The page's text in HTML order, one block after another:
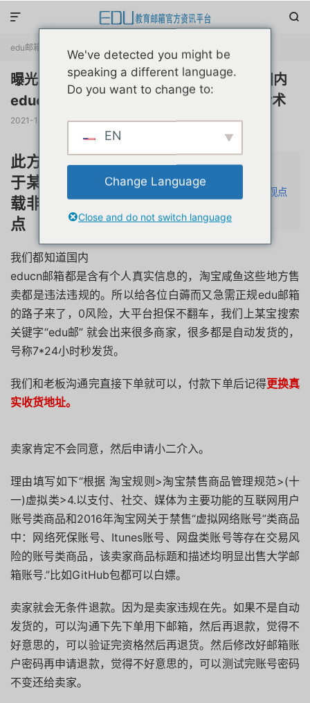


edu邮箱资讯 正文
曝光网上流传的新白薅某宝虚拟物品正规国内
educn邮箱方法0风险成功率100%(附带话术
2021-12-14 阅读(11280) 评论(1)  赞(13)
此方法来源于某论坛转载非本站观点
此方法来源
于某论坛转
载非本站观
点
我们都知道国内
educn邮箱都是含有个人真实信息的，淘宝咸鱼这些地方售
卖都是违法违规的。所以给各位白薅而又急需正规edu邮箱
的路子来了，0风险，大平台担保不翻车，我们上某宝搜索
关键字“edu邮” 就会出来很多商家，很多都是自动发货的，
号称7*24小时秒发货。
我们和老板沟通完直接下单就可以，付款下单后记得更换真
实收货地址。
卖家肯定不会同意，然后申请小二介入。
理由填写如下“根据 淘宝规则>淘宝禁售商品管理规范>(十
一)虚拟类>4.以支付、社交、媒体为主要功能的互联网用户
账号类商品和2016年淘宝网关于禁售“虚拟网络账号”类商品
中：网络死保账号、Itunes账号、网盘类账号等存在交易风
险的账号类商品，该卖家商品标题和描述均明显出售大学邮
箱账号.”比如GitHub包都可以白嫖。
卖家就会无条件退款。因为是卖家违规在先。如果不是自动
发货的，可以沟通下先下单用下邮箱，然后再退款，觉得不
好意思的，可以验证完资格然后再退货。然后修改好邮箱账
户密码再申请退款，觉得不好意思的，可以测试完账号密码
不变还给卖家。
We've detected you might be
speaking a different language.
Do you want to change to:
EN
Change Language
Close and do not switch language